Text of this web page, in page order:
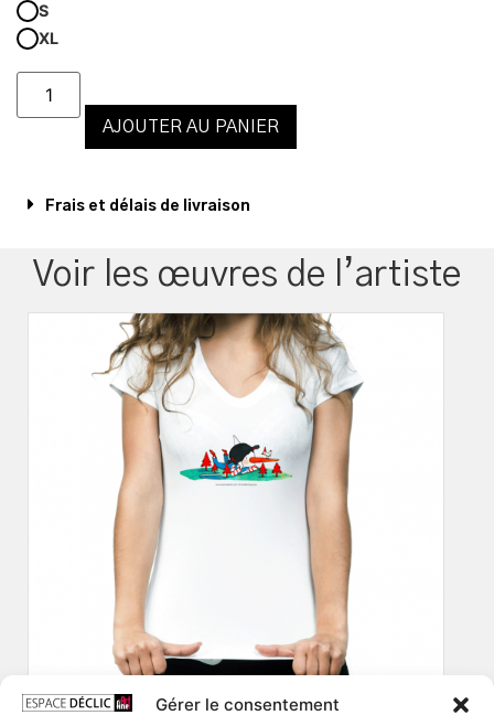
Gérer le consentement
S
XL
AJOUTER AU PANIER
Frais et délais de livraison
Voir les œuvres de l’artiste